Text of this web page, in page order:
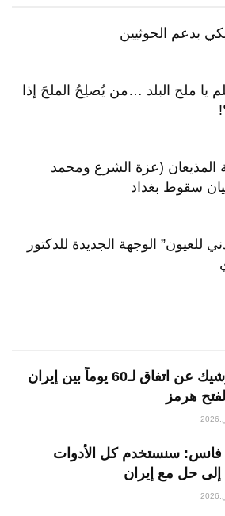
البلد …من يُصلِحُ الملحَ إذا
(عزة الشرع ومحمد
بغداد
الوجهة الجديدة للدكتور
إعلان وشيك عن اتفاق لـ60 يوماً بين إيران
كل الأدوات
إيران